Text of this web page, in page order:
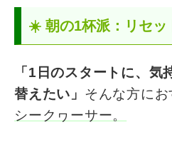
☀️ 朝の1杯派：リセッ
「1日のスタートに、気
替えたい」 そんな方にお
シークヮーサー。